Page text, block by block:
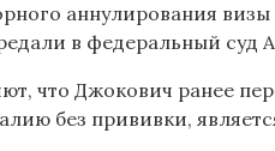
аннулирования
в федеральный суд
что Джокович ранее
без прививки,